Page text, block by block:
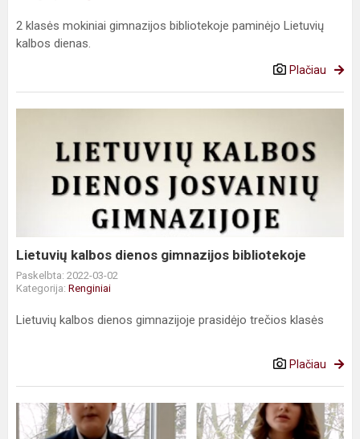
2 klasės mokiniai gimnazijos bibliotekoje paminėjo Lietuvių
kalbos dienas.
Plačiau
gimnazijos
bibliotekoje
Lietuvių kalbos dienos gimnazijos bibliotekoje
Paskelbta: 2022-03-02
Kategorija: Renginiai
Lietuvių kalbos dienos gimnazijoje prasidėjo trečios klasės
Plačiau
Lietuvos
mokinių